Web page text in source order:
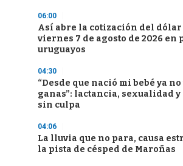
06:00
Así abre la cotización del dólar
viernes 7 de agosto de 2026 en
uruguayos
04:30
“Desde que nació mi bebé ya
ganas”: lactancia, sexualidad y
sin culpa
04:06
La lluvia que no para, causa
la pista de césped de Maroñas